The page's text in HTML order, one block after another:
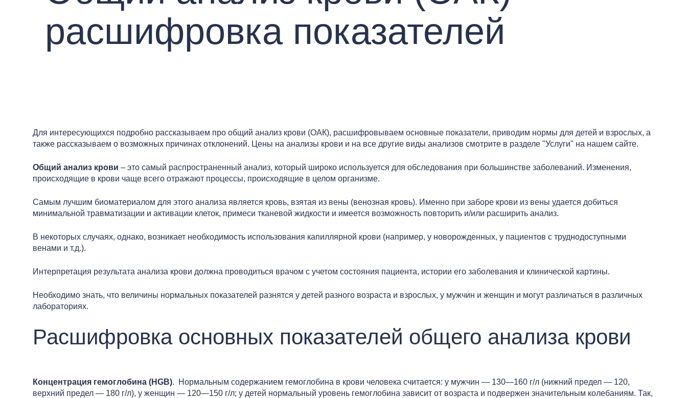
расшифровка показателей
Для интересующихся подробно рассказываем про общий анализ крови (ОАК), расшифровываем основные показатели, приводим нормы для детей и взрослых, а
также рассказываем о возможных причинах отклонений. Цены на анализы крови и на все другие виды анализов смотрите в разделе "Услуги" на нашем сайте.
Общий анализ крови – это самый распространенный анализ, который широко используется для обследования при большинстве заболеваний. Изменения,
происходящие в крови чаще всего отражают процессы, происходящие в целом организме.
Самым лучшим биоматериалом для этого анализа является кровь, взятая из вены (венозная кровь). Именно при заборе крови из вены удается добиться
минимальной травматизации и активации клеток, примеси тканевой жидкости и имеется возможность повторить и/или расширить анализ.
В некоторых случаях, однако, возникает необходимость использования капиллярной крови (например, у новорожденных, у пациентов с труднодоступными
венами и т.д.).
Интерпретация результата анализа крови должна проводиться врачом с учетом состояния пациента, истории его заболевания и клинической картины.
Необходимо знать, что величины нормальных показателей разнятся у детей разного возраста и взрослых, у мужчин и женщин и могут различаться в различных
лабораториях.
Расшифровка основных показателей общего анализа крови
Концентрация гемоглобина (HGB). Нормальным содержанием гемоглобина в крови человека считается: у мужчин — 130—160 г/л (нижний предел — 120,
верхний предел — 180 г/л), у женщин — 120—150 г/л; у детей нормальный уровень гемоглобина зависит от возраста и подвержен значительным колебаниям. Так,